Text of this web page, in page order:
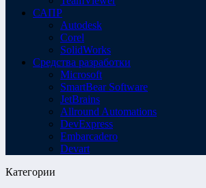
САПР
Autodesk
Corel
SolidWorks
Средства разработки
Microsoft
SmartBear Software
JetBrains
Allround Automations
DevExpress
Embarcadero
Devart
Категории